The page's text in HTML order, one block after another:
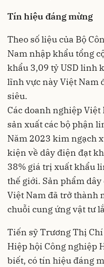
Tín hiệu đáng mừng
Theo số liệu của Bộ
Nam nhập khẩu tổng
khẩu 3,09 tỷ USD linh
lĩnh vực này Việt Nam
siêu.
Các doanh nghiệp
sản xuất các bộ phận
Năm 2023 kim ngạch
kiện về dây điện đạt
38% giá trị xuất khẩu
thế giới. Sản phẩm
Việt Nam đã trở thành
chuỗi cung ứng vật tư
Tiến sỹ Trương Thị
Hiệp hội Công nghiệp
biết, có tín hiệu đáng